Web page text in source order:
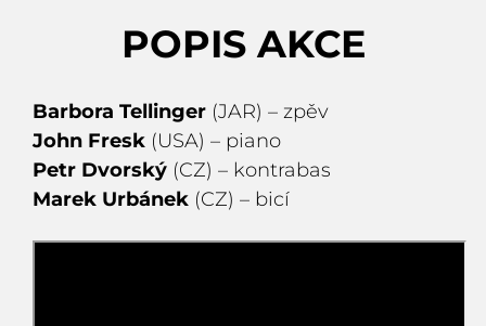
POPIS AKCE
Barbora Tellinger (JAR) – zpěv
John Fresk (USA) – piano
Petr Dvorský (CZ) – kontrabas
Marek Urbánek (CZ) – bicí